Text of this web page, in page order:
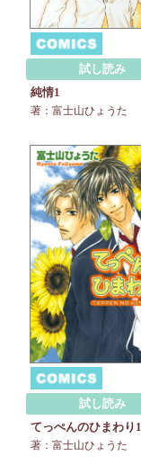
試し読み
純情1
著：富士山ひょうた
試し読み
てっぺんのひまわり1
著：富士山ひょうた